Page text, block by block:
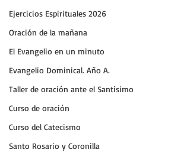
Ejercicios Espirituales 2026
Oración de la mañana
El Evangelio en un minuto
Evangelio Dominical. Año A.
Taller de oración ante el Santísimo
Curso de oración
Curso del Catecismo
Santo Rosario y Coronilla